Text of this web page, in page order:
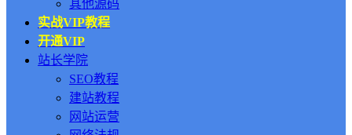
其他源码
实战VIP教程
开通VIP
站长学院
SEO教程
建站教程
网站运营